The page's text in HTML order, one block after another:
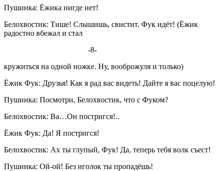
Пушинка: Ёжика нигде нет!
Белохвостик: Тише! Слышишь, свистит. Фук идёт! (Ёжик
радостно вбежал и стал
-8-
кружиться на одной ножке. Ну, вооброжуля и только)
Ёжик Фук: Друзья! Как я рад вас видеть! Дайте я вас поцелую!
Пушинка: Посмотри, Белохвостик, что с Фуком?
Белохвостик: Ва…Он постригся!..
Ёжик Фук: Да! Я постригся!
Белохвостик: Ах ты глупый, Фук! Да, теперь тебя волк съест!
Пушинка: Ой-ой! Без иголок ты пропадёшь!